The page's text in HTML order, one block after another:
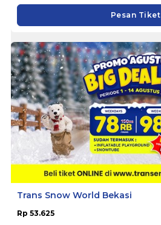
Pesan Tiket
Trans Snow World Bekasi
Rp 53.625